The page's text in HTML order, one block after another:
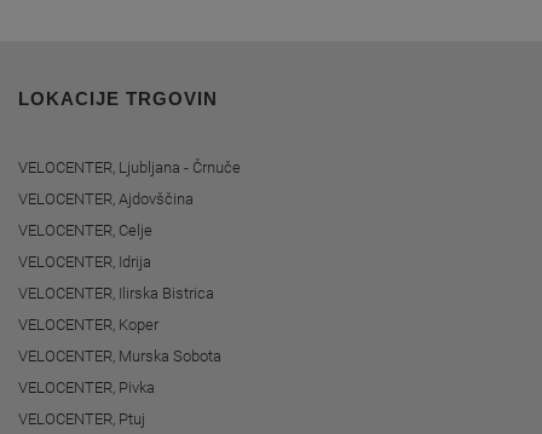
LOKACIJE TRGOVIN
VELOCENTER, Ljubljana - Črnuče
VELOCENTER, Ajdovščina
VELOCENTER, Celje
VELOCENTER, Idrija
VELOCENTER, Ilirska Bistrica
VELOCENTER, Koper
VELOCENTER, Murska Sobota
VELOCENTER, Pivka
VELOCENTER, Ptuj